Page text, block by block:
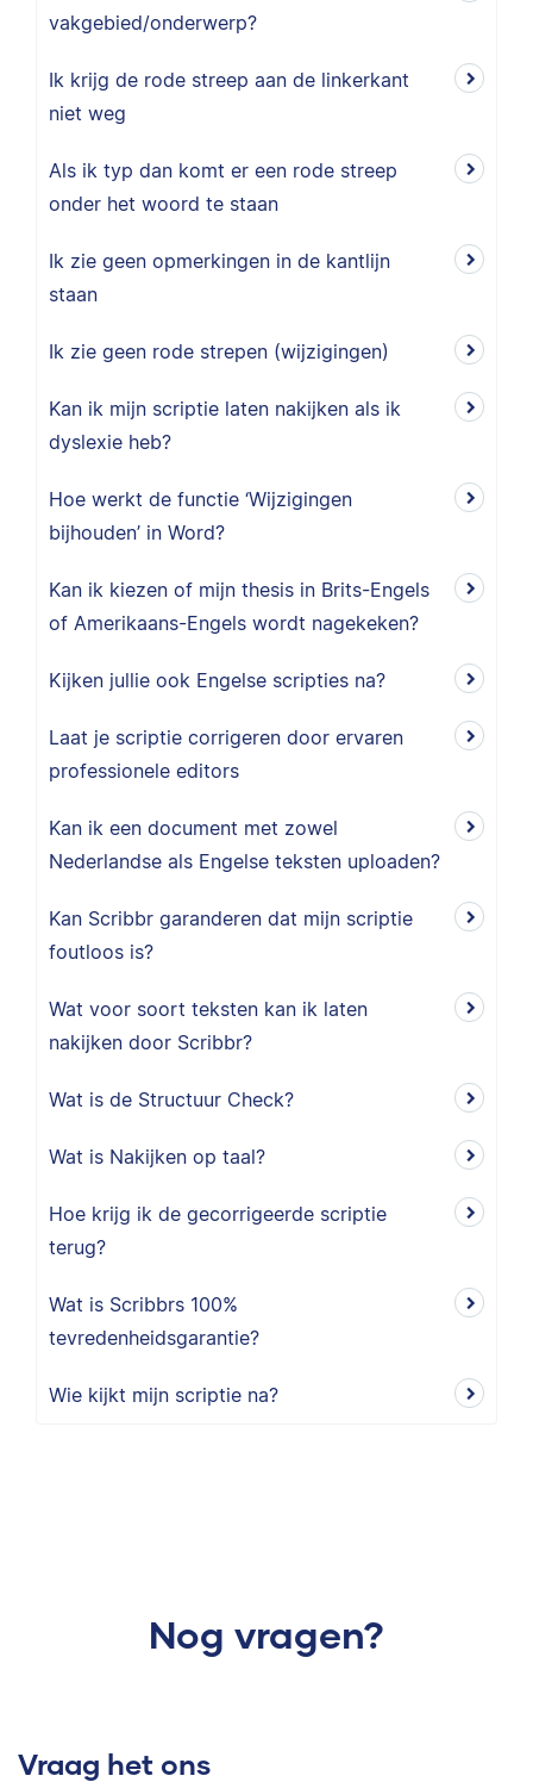
vakgebied/onderwerp?
Ik krijg de rode streep aan de linkerkant
niet weg
Als ik typ dan komt er een rode streep
onder het woord te staan
Ik zie geen opmerkingen in de kantlijn
staan
Ik zie geen rode strepen (wijzigingen)
Kan ik mijn scriptie laten nakijken als ik
dyslexie heb?
Hoe werkt de functie ‘Wijzigingen
bijhouden’ in Word?
Kan ik kiezen of mijn thesis in Brits-Engels
of Amerikaans-Engels wordt nagekeken?
Kijken jullie ook Engelse scripties na?
Laat je scriptie corrigeren door ervaren
professionele editors
Kan ik een document met zowel
Nederlandse als Engelse teksten uploaden?
Kan Scribbr garanderen dat mijn scriptie
foutloos is?
Wat voor soort teksten kan ik laten
nakijken door Scribbr?
Wat is de Structuur Check?
Wat is Nakijken op taal?
Hoe krijg ik de gecorrigeerde scriptie
terug?
Wat is Scribbrs 100%
tevredenheidsgarantie?
Wie kijkt mijn scriptie na?
Nog vragen?
Vraag het ons